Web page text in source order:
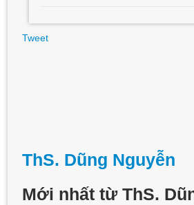
Tweet
ThS. Dũng Nguyễn
Mới nhất từ ThS.